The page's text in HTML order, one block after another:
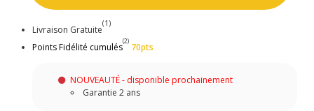
Livraison Gratuite
(1)
Points Fidélité cumulés
(2)
70pts
NOUVEAUTÉ - disponible prochainement
Garantie 2 ans